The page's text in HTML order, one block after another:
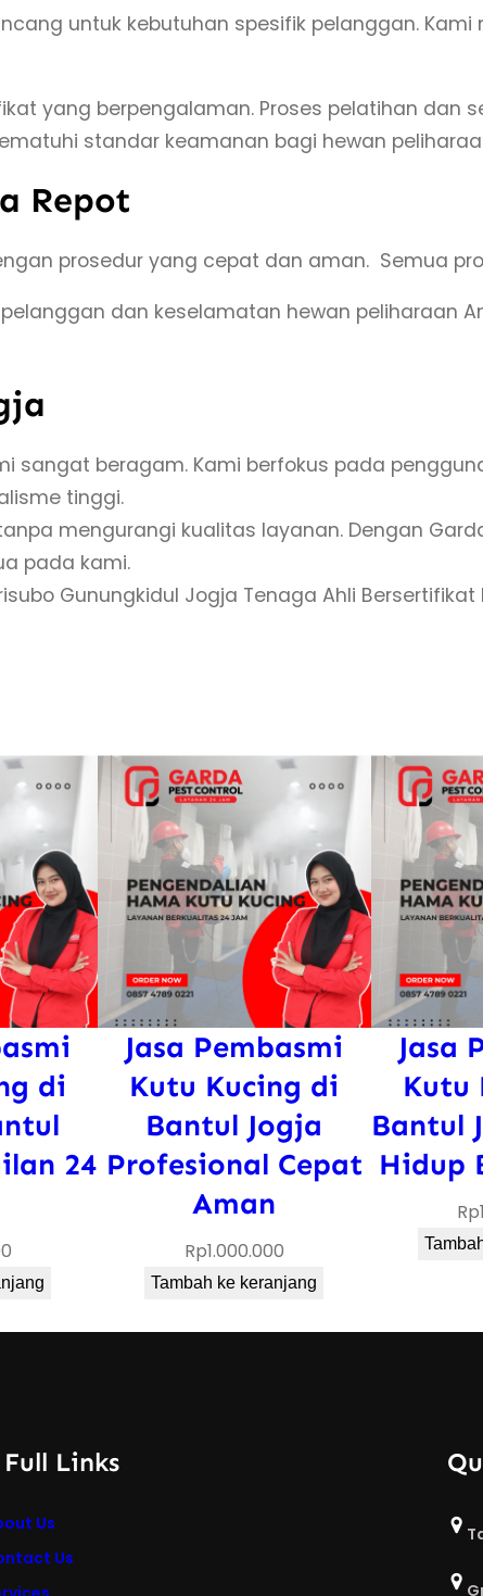
a
i
K
t
K
u
d
i
G
i
r
o
i
J
a
untuk kebutuhan spesifik pelanggan.
yang berpengalaman. Proses pelatihan dan
standar keamanan bagi hewan
Repot
prosedur yang cepat dan aman. Semua
dan keselamatan hewan peliharaan
sangat beragam. Kami berfokus pada
tinggi.
mengurangi kualitas layanan. Dengan
pada kami.
Gunungkidul Jogja Tenaga Ahli
di
24
Jasa Pembasmi
Kutu Kucing di
Bantul Jogja
Profesional Cepat
Aman
Rp1.000.000
Tambah ke keranjang
Jasa
Kutu
Bantul
Hidup
Rp
Full Links
Us
Us